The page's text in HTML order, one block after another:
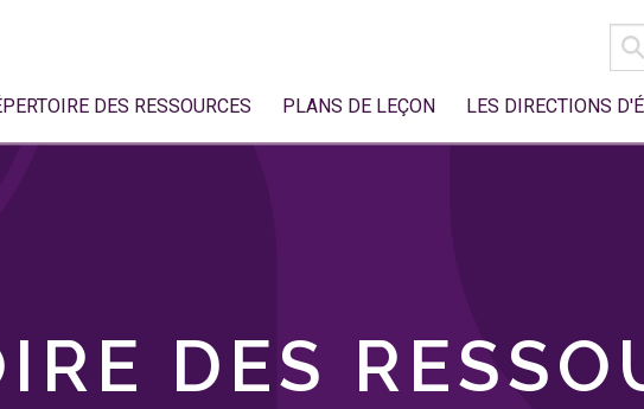
FOR:
DES RESSOURCES PLANS DE LEÇON LES DIRECTIONS
DES